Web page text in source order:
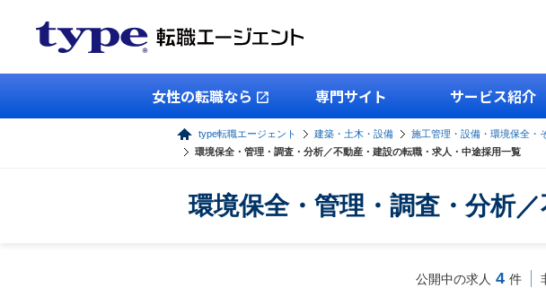
女性の転職なら 専門サイト サービス紹介
type転職エージェント 建築・土木・設備 施工管理・設備・環境保全・
環境保全・管理・調査・分析／不動産・建設の転職・求人・中途採用一覧
環境保全・管理・調査・分析
公開中の求人 4 件